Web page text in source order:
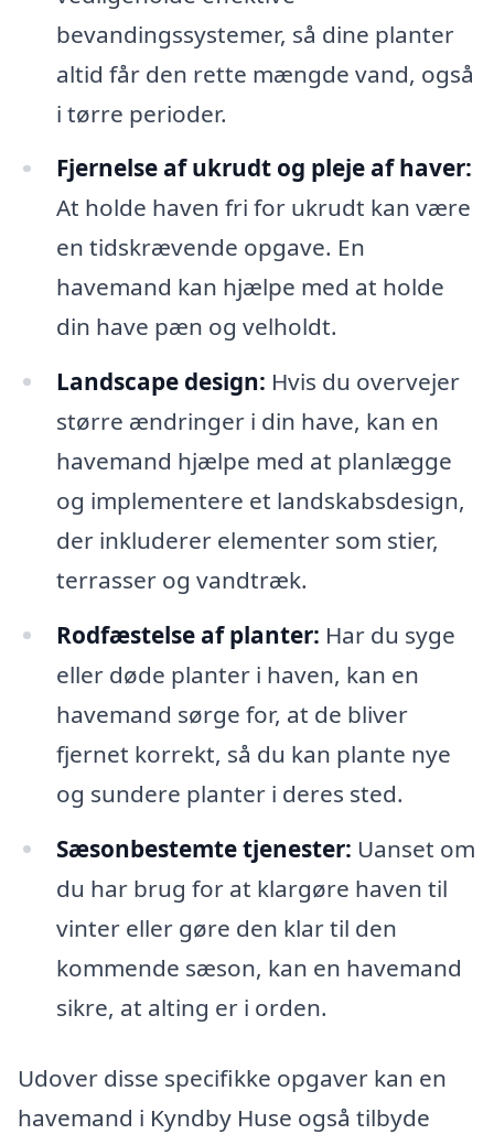
bevandingssystemer, så dine planter
altid får den rette mængde vand, også
i tørre perioder.
Fjernelse af ukrudt og pleje af haver:
At holde haven fri for ukrudt kan være
en tidskrævende opgave. En
havemand kan hjælpe med at holde
din have pæn og velholdt.
Landscape design: Hvis du overvejer
større ændringer i din have, kan en
havemand hjælpe med at planlægge
og implementere et landskabsdesign,
der inkluderer elementer som stier,
terrasser og vandtræk.
Rodfæstelse af planter: Har du syge
eller døde planter i haven, kan en
havemand sørge for, at de bliver
fjernet korrekt, så du kan plante nye
og sundere planter i deres sted.
Sæsonbestemte tjenester: Uanset om
du har brug for at klargøre haven til
vinter eller gøre den klar til den
kommende sæson, kan en havemand
sikre, at alting er i orden.
Udover disse specifikke opgaver kan en
havemand i Kyndby Huse også tilbyde